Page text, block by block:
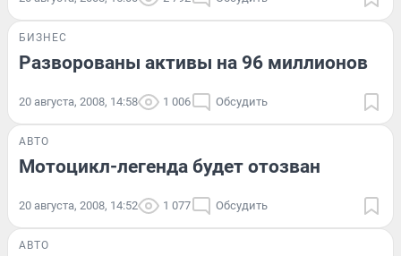
БИЗНЕС
Разворованы активы на 96 миллионов
20 августа, 2008, 14:58 1 006 Обсудить
АВТО
Мотоцикл-легенда будет отозван
20 августа, 2008, 14:52 1 077 Обсудить
АВТО